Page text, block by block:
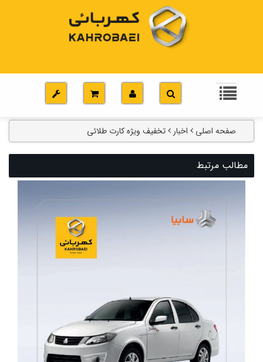
صفحه اصلی اخبار تخفیف ویژه کارت طلائی
مطالب مرتبط